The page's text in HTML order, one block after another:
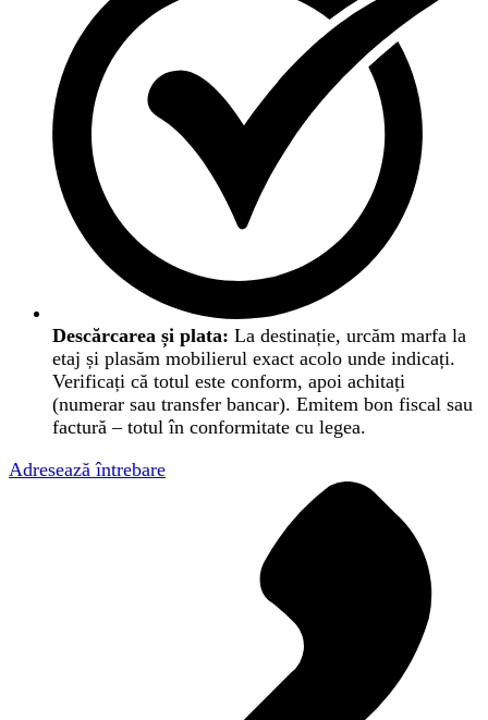
Descărcarea și plata: La destinație, urcăm marfa la
etaj și plasăm mobilierul exact acolo unde indicați.
Verificați că totul este conform, apoi achitați
(numerar sau transfer bancar). Emitem bon fiscal sau
factură – totul în conformitate cu legea.
Adresează întrebare